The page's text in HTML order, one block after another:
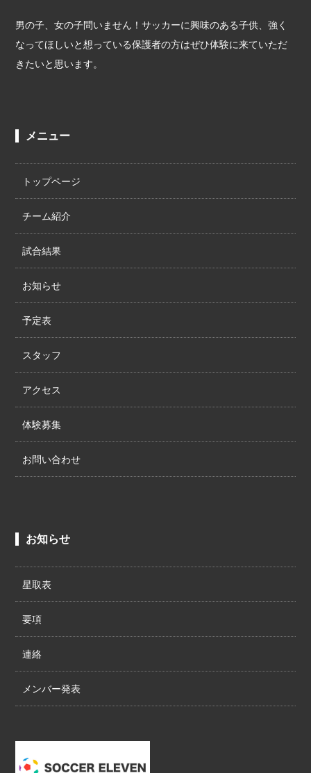
男の子、女の子問いません！サッカーに興味のある子供、強く
なってほしいと想っている保護者の方はぜひ体験に来ていただ
きたいと思います。
メニュー
トップページ
チーム紹介
試合結果
お知らせ
予定表
スタッフ
アクセス
体験募集
お問い合わせ
お知らせ
星取表
要項
連絡
メンバー発表